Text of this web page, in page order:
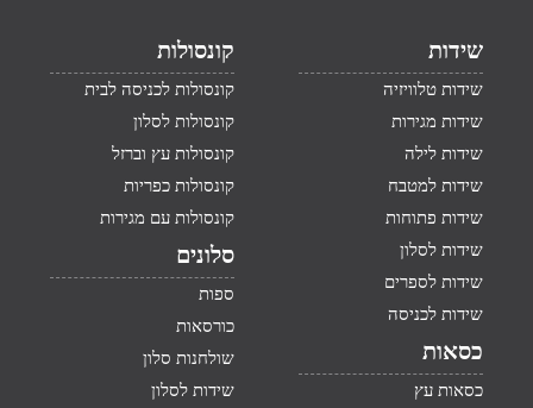
שידות
שידות טלוויזיה
שידות מגירות
שידות לילה
שידות למטבח
שידות פתוחות
שידות לסלון
שידות לספרים
שידות לכניסה
כסאות
כסאות עץ
קונסולות
קונסולות לכניסה לבית
קונסולות לסלון
קונסולות עץ וברזל
קונסולות כפריות
קונסולות עם מגירות
סלונים
ספות
כורסאות
שולחנות סלון
שידות לסלון